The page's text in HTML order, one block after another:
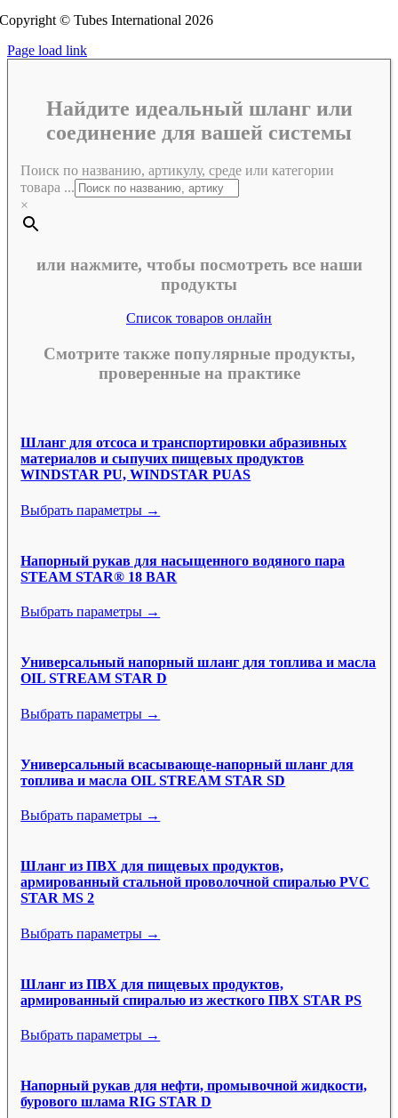
Copyright © Tubes International 2026
Page load link
Найдите идеальный шланг или
соединение для вашей системы
Поиск по названию, артикулу, среде или категории
товара ...
×
или нажмите, чтобы посмотреть все наши
продукты
Список товаров онлайн
Смотрите также популярные продукты,
проверенные на практике
Шланг для отсоса и транспортировки абразивных
материалов и сыпучих пищевых продуктов
WINDSTAR PU, WINDSTAR PUAS
Выбрать параметры →
Напорный рукав для насыщенного водяного пара
STEAM STAR® 18 BAR
Выбрать параметры →
Универсальный напорный шланг для топлива и масла
OIL STREAM STAR D
Выбрать параметры →
Универсальный всасывающе-напорный шланг для
топлива и масла OIL STREAM STAR SD
Выбрать параметры →
Шланг из ПВХ для пищевых продуктов,
армированный стальной проволочной спиралью PVC
STAR MS 2
Выбрать параметры →
Шланг из ПВХ для пищевых продуктов,
армированный спиралью из жесткого ПВХ STAR PS
Выбрать параметры →
Напорный рукав для нефти, промывочной жидкости,
бурового шлама RIG STAR D